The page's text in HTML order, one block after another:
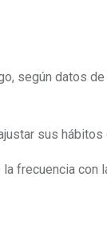
según datos
sus hábitos
frecuencia con